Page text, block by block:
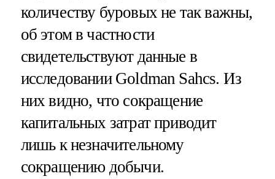
количеству буровых не так важны,
об этом в частности
свидетельствуют данные в
исследовании Goldman Sahcs. Из
них видно, что сокращение
капитальных затрат приводит
лишь к незначительному
сокращению добычи.